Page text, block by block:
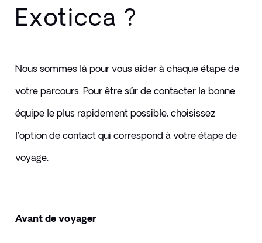
Exoticca ?
Nous sommes là pour vous aider à chaque étape de
votre parcours. Pour être sûr de contacter la bonne
équipe le plus rapidement possible, choisissez
l'option de contact qui correspond à votre étape de
voyage.
Avant de voyager